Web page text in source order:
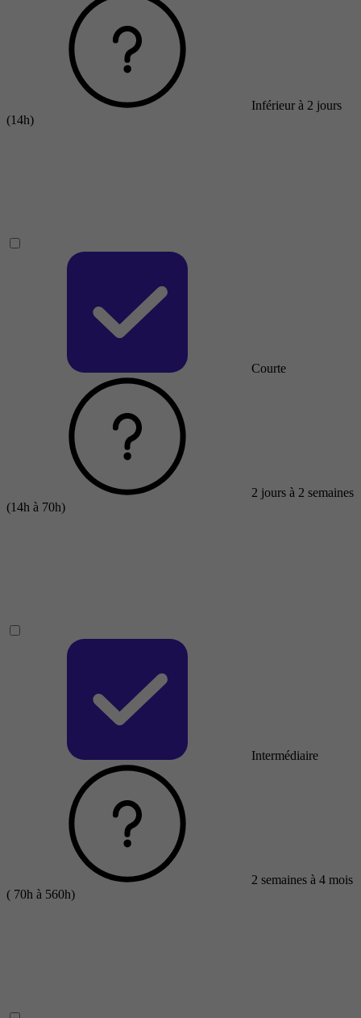
Inférieur à 2 jours
(14h)
Courte
2 jours à 2 semaines
(14h à 70h)
Intermédiaire
2 semaines à 4 mois
( 70h à 560h)